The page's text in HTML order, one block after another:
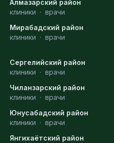
Алмазарский район
клиники · врачи
Мирабадский район
клиники · врачи
Сергелийский район
клиники · врачи
Чиланзарский район
клиники · врачи
Юнусабадский район
клиники · врачи
Янгихаётский район